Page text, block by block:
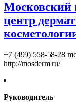
Московский
центр
+7 (499) 558-58-28
http://mosderm.ru/
Руководитель